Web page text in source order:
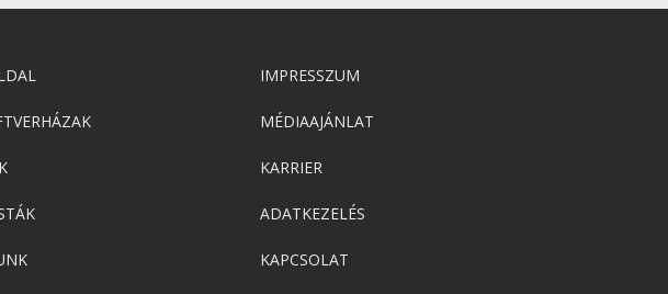
IMPRESSZUM
MÉDIAAJÁNLAT
KARRIER
ADATKEZELÉS
KAPCSOLAT